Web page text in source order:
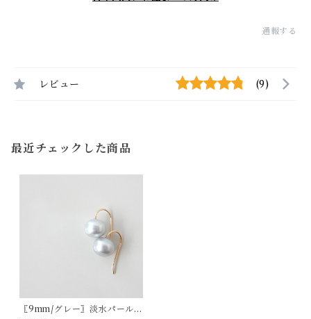
通報する
レビュー (9)
最近チェックした商品
〖9mm/グレー〗淡水パールフ